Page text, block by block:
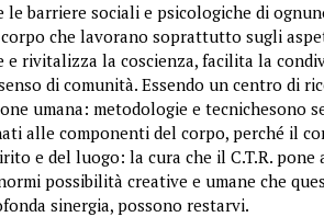
barriere sociali e psicologiche di
che lavorano soprattutto sugli
e rivitalizza la coscienza, facilita la
di comunità. Essendo un centro di
umana: metodologie e tecnichesono
alle componenti del corpo, perché il
e del luogo: la cura che il C.T.R.
possibilità creative e umane che
sinergia, possono restarvi.